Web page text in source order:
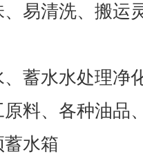
易清洗、搬运
蓄水水处理净
料、各种油品
水箱